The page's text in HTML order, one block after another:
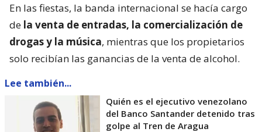
En las fiestas, la banda internacional se hacía cargo
de la venta de entradas, la comercialización de
drogas y la música, mientras que los propietarios
solo recibían las ganancias de la venta de alcohol.
Lee también...
Quién es el ejecutivo venezolano
del Banco Santander detenido tras
golpe al Tren de Aragua